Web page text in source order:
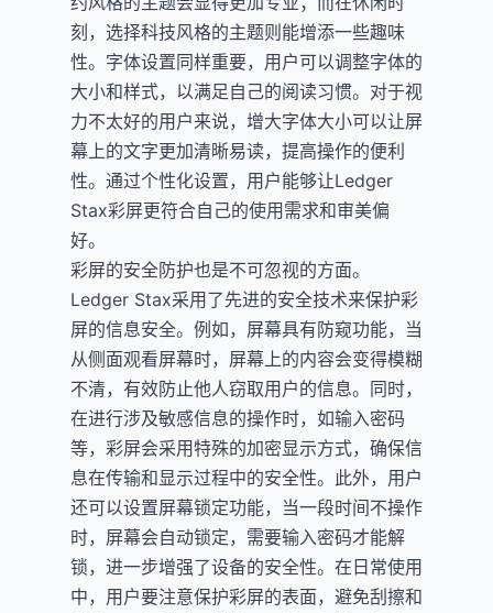
刻，选择科技风格的主题则能增添一些趣味
性。字体设置同样重要，用户可以调整字体的
大小和样式，以满足自己的阅读习惯。对于视
力不太好的用户来说，增大字体大小可以让屏
幕上的文字更加清晰易读，提高操作的便利
性。通过个性化设置，用户能够让Ledger
Stax彩屏更符合自己的使用需求和审美偏
好。
彩屏的安全防护也是不可忽视的方面。
Ledger Stax采用了先进的安全技术来保护彩
屏的信息安全。例如，屏幕具有防窥功能，当
从侧面观看屏幕时，屏幕上的内容会变得模糊
不清，有效防止他人窃取用户的信息。同时，
在进行涉及敏感信息的操作时，如输入密码
等，彩屏会采用特殊的加密显示方式，确保信
息在传输和显示过程中的安全性。此外，用户
还可以设置屏幕锁定功能，当一段时间不操作
时，屏幕会自动锁定，需要输入密码才能解
锁，进一步增强了设备的安全性。在日常使用
中，用户要注意保护彩屏的表面，避免刮擦和